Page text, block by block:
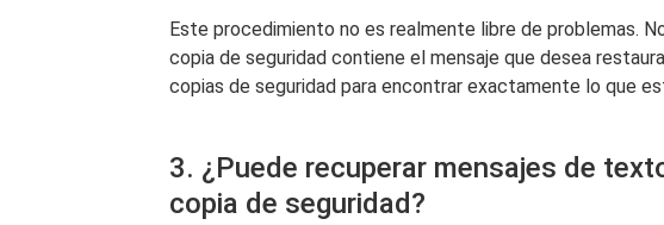
Este procedimiento no es realmente libre de problemas.
copia de seguridad contiene el mensaje que desea
copias de seguridad para encontrar exactamente lo que
3. ¿Puede recuperar mensajes de
copia de seguridad?